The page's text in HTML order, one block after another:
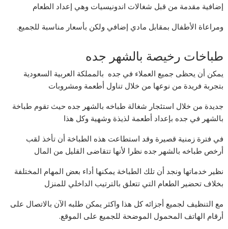
إضافية مقدمة من قبل شغالات اندونيسيات وهي إعداد الطعام
ومراعاة الأطفال بمقابل مادي إضافي ولكن بأسعار مناسبة للجميع.
طباخات رخيصة بالشهر جده
يمكن أن يحظى جميع العملاء في جده بالمملكة العربية السعودية
بتجربة فريدة من نوعها من خلال تناول أطعمة ومشروبات
جديدة من خلال استئجار شغالة طباخه بالشهر جده حيث تقوم طباخة
بالشهر في جده بإعداد أطعمة لذيذة وشهية وكل هذا
في فترة زمنية قصيرة وقد استطاعت هذه الطباخة أن تأخذ لقب
أرخص طباخه بالشهر جده نظرا لأنها تتقاضى القليل من المال
نظير خدماتها ونجد أن تلك الطباخة يمكنها أداء بعض المهام المختلفة
بخلاف تحضير الطعام التي تتعلق بالترتيب الداخلي للمنزل
مع التنظيف لجميع أجزائه كل هذا واكثر يمكن طلبه الآن بالاتصال على
أرقام الهاتف المحمول الموضحة للجميع على الموقع.